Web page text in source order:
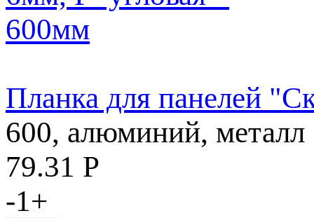
Планка для панелей
600, алюминий, металл
79.31 Р
-1+